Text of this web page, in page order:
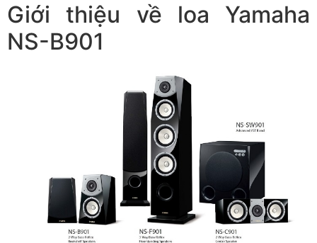
Giới thiệu về loa Yamaha
NS-B901